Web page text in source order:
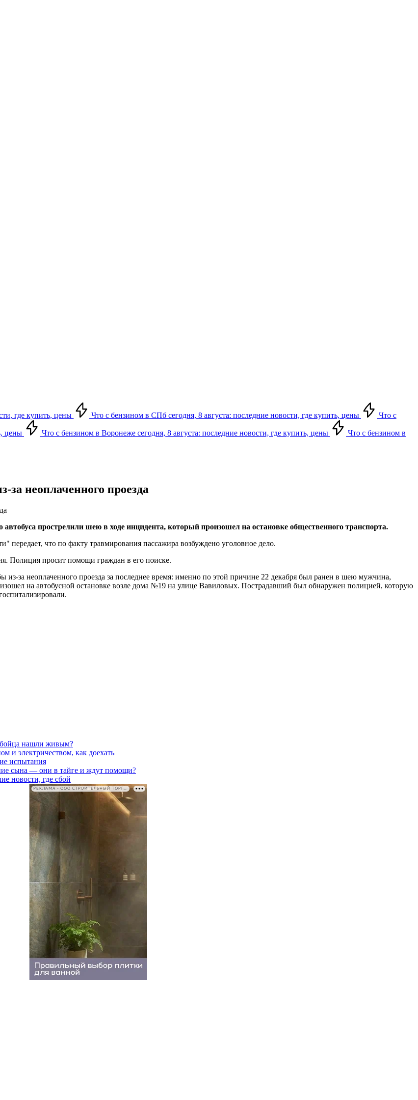
где купить, цены Что с бензином в СПб сегодня, 8 августа: последние новости, где купить, цены Что с
цены Что с бензином в Воронеже сегодня, 8 августа: последние новости, где купить, цены
Что с бензином в
неоплаченного проезда
прострелили шею в ходе инцидента, который произошел на остановке общественного транспорта.
что по факту травмирования пассажира возбуждено уголовное дело.
Полиция просит помощи граждан в его поиске.
из-за неоплаченного проезда за последнее время: именно по этой причине 22 декабря был ранен в шею мужчина,
на автобусной остановке возле дома №19 на улице Вавиловых. Пострадавший был обнаружен полицией, которую
бойца нашли живым?
и электричеством, как доехать
испытания
сына — они в тайге и ждут помощи?
новости, где сбой
РЕКЛАМА • ООО СТРОИТЕЛЬНЫЙ ТОРГОВЫЙ ДОМ «ПЕТРОВИЧ». ИНН: 7802348846